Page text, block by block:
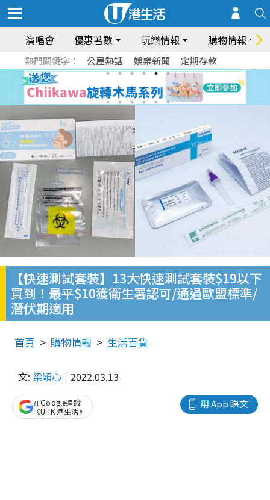
演唱會 優惠著數 玩樂情報 購物情報
熱門關鍵字： 公屋熱話 娛樂新聞 定期存款
【快速測試套裝】13大快速測試套裝$19以下
買到！最平$10獲衛生署認可/通過歐盟標準/
潛伏期適用
首頁 購物情報 生活百貨
文: 梁穎心 2022.03.13
用 App 睇文
在Google追蹤
《UHK 港生活》